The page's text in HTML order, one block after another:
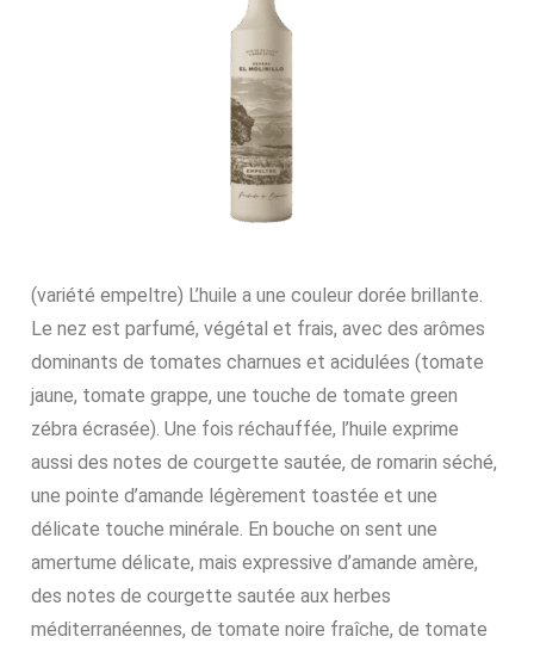
(variété empeltre) L’huile a une couleur dorée brillante.
Le nez est parfumé, végétal et frais, avec des arômes
dominants de tomates charnues et acidulées (tomate
jaune, tomate grappe, une touche de tomate green
zébra écrasée). Une fois réchauffée, l’huile exprime
aussi des notes de courgette sautée, de romarin séché,
une pointe d’amande légèrement toastée et une
délicate touche minérale. En bouche on sent une
amertume délicate, mais expressive d’amande amère,
des notes de courgette sautée aux herbes
méditerranéennes, de tomate noire fraîche, de tomate